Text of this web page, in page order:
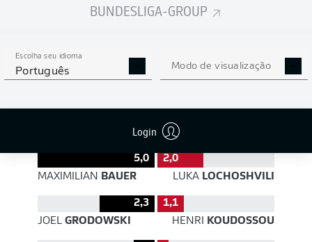
BUNDESLIGA-GROUP
Escolha seu idioma
Português Modo de visualização
Login
539 270
82 % Precisão 64 %
EFICIÊNCIA DE PASSES
5,0
2,0
MAXIMILIAN BAUER LUKALOCHOSHVILI
2,3
1,1
JOEL GRODOWSKI HENRI KOUDOSSOU